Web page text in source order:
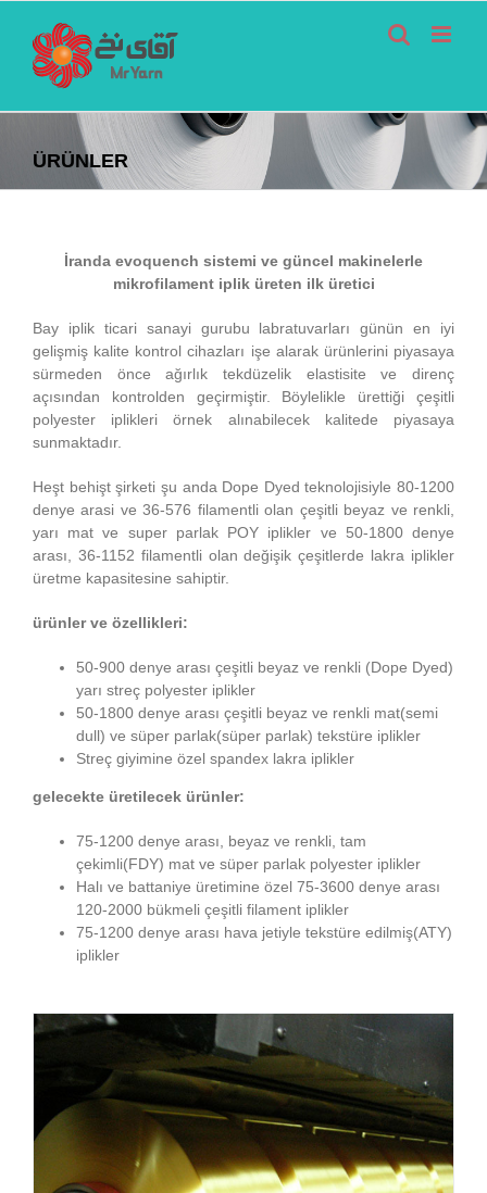
content
ÜRÜNLER
İranda evoquench sistemi ve güncel makinelerle
mikrofilament iplik üreten ilk üretici
Bay iplik ticari sanayi gurubu labratuvarları günün en iyi
gelişmiş kalite kontrol cihazları işe alarak ürünlerini piyasaya
sürmeden önce ağırlık tekdüzelik elastisite ve direnç
açısından kontrolden geçirmiştir. Böylelikle ürettiği çeşitli
polyester iplikleri örnek alınabilecek kalitede piyasaya
sunmaktadır.
Heşt behişt şirketi şu anda Dope Dyed teknolojisiyle 80-1200
denye arasi ve 36-576 filamentli olan çeşitli beyaz ve renkli,
yarı mat ve super parlak POY iplikler ve 50-1800 denye
arası, 36-1152 filamentli olan değişik çeşitlerde lakra iplikler
üretme kapasitesine sahiptir.
ürünler ve özellikleri:
50-900 denye arası çeşitli beyaz ve renkli (Dope Dyed)
yarı streç polyester iplikler
50-1800 denye arası çeşitli beyaz ve renkli mat(semi
dull) ve süper parlak(süper parlak) tekstüre iplikler
Streç giyimine özel spandex lakra iplikler
gelecekte üretilecek ürünler:
75-1200 denye arası, beyaz ve renkli, tam
çekimli(FDY) mat ve süper parlak polyester iplikler
Halı ve battaniye üretimine özel 75-3600 denye arası
120-2000 bükmeli çeşitli filament iplikler
75-1200 denye arası hava jetiyle tekstüre edilmiş(ATY)
iplikler